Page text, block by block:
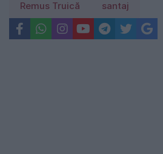
Remus Truică santaj